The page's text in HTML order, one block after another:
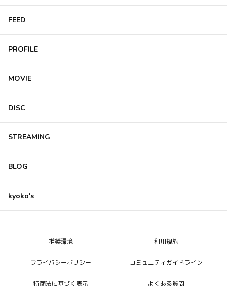
FEED
PROFILE
MOVIE
DISC
STREAMING
BLOG
kyoko's
推奨環境 利用規約
プライバシーポリシー コミュニティガイドライン
特商法に基づく表示 よくある質問